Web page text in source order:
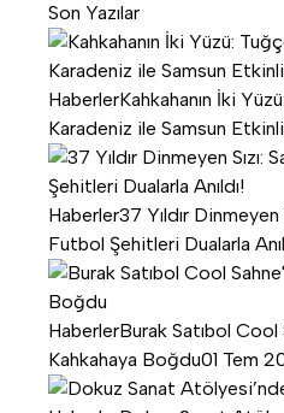
Son Yazılar
HaberlerKahkahanın İki
Karadeniz ile Samsun
Haberler37 Yıldır Dinmeyen
Futbol Şehitleri Dualarla
HaberlerBurak Satıbol
Kahkahaya Boğdu01 Tem